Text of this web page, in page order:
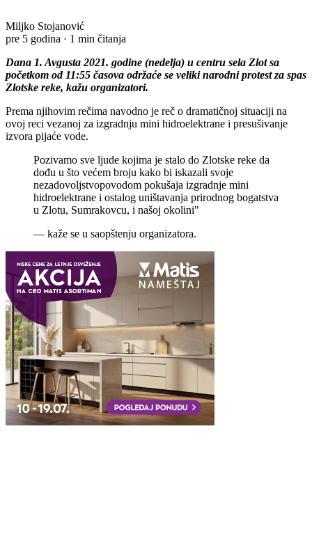
Miljko Stojanović
pre 5 godina · 1 min čitanja
Dana 1. Avgusta 2021. godine (nedelja) u centru sela Zlot sa
početkom od 11:55 časova održaće se veliki narodni protest za spas
Zlotske reke, kažu organizatori.
Prema njihovim rečima navodno je reč o dramatičnoj situaciji na
ovoj reci vezanoj za izgradnju mini hidroelektrane i presušivanje
izvora pijaće vode.
Pozivamo sve ljude kojima je stalo do Zlotske reke da
dođu u što većem broju kako bi iskazali svoje
nezadovoljstvopovodom pokušaja izgradnje mini
hidroelektrane i ostalog uništavanja prirodnog bogatstva
u Zlotu, Sumrakovcu, i našoj okolini"
— kaže se u saopštenju organizatora.